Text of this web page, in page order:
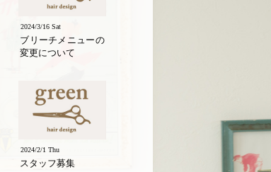
2024/3/16 Sat
ブリーチメニューの
変更について
2024/2/1 Thu
スタッフ募集